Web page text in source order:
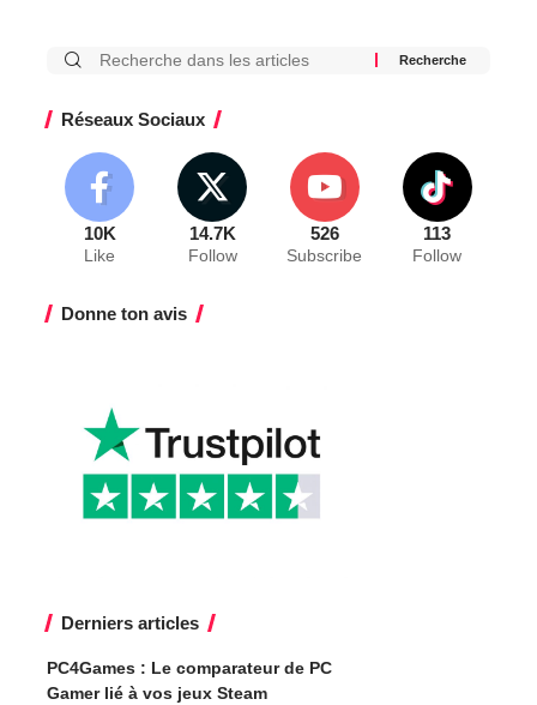
Réseaux Sociaux
10K
Like
14.7K
Follow
526
Subscribe
113
Follow
Donne ton avis
Derniers articles
PC4Games : Le comparateur de PC
Gamer lié à vos jeux Steam